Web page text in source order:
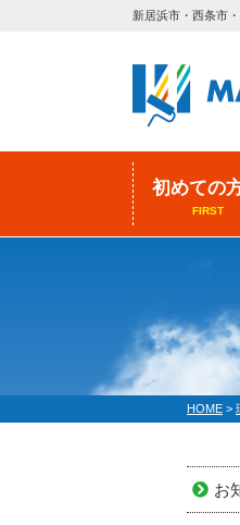
新居浜市・西条市
初めての
FIRST
HOME >
お